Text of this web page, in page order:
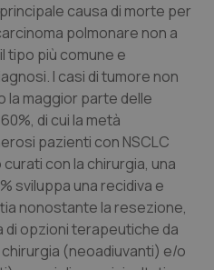
causa di morte per
polmonare non a
tipo più comune e
I casi di tumore non
maggior parte delle
di cui la metà
pazienti con NSCLC
con la chirurgia, una
sviluppa una recidiva e
nonostante la resezione,
opzioni terapeutiche da
(neoadiuvanti) e/o
www.quotidianosanita.it
www.quotidianosanita.it